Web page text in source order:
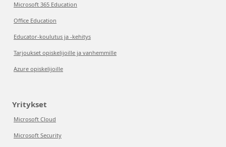
Microsoft 365 Education
Office Education
Educator-koulutus ja -kehitys
Tarjoukset opiskelijoille ja vanhemmille
Azure opiskelijoille
Yritykset
Microsoft Cloud
Microsoft Security